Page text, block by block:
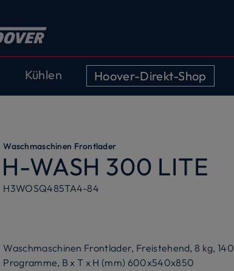
Kühlen Hoover-Direkt-Shop
Waschmaschinen Frontlader
H-WASH 300 LITE
H3WOSQ485TA4-84
Waschmaschinen Frontlader, Freistehend, 8 kg,
Programme, B x T x H (mm) 600x540x850